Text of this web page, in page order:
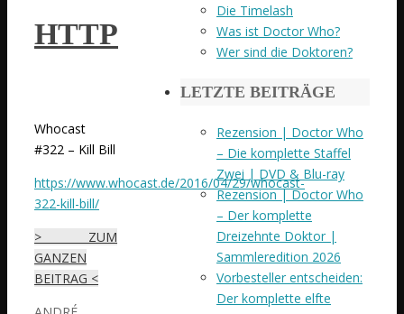
HTTP
Whocast
#322 – Kill Bill
https://www.whocast.de/2016/04/29/whocast-
322-kill-bill/
> ZUM
GANZEN
BEITRAG <
Die Timelash
Was ist Doctor Who?
Wer sind die Doktoren?
LETZTE BEITRÄGE
Rezension | Doctor Who
– Die komplette Staffel
Zwei | DVD & Blu-ray
Rezension | Doctor Who
– Der komplette
Dreizehnte Doktor |
Sammleredition 2026
Vorbesteller entscheiden:
Der komplette elfte